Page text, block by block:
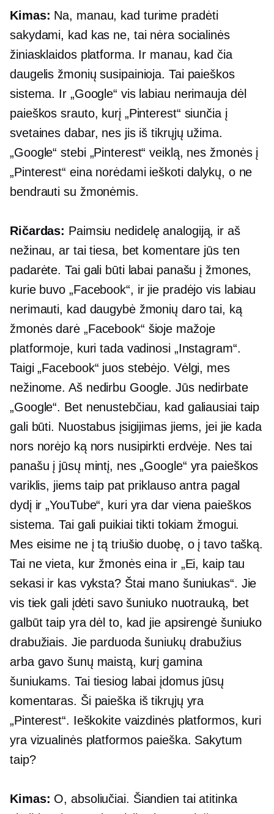
Kimas: Na, manau, kad turime pradėti
sakydami, kad kas ne, tai nėra socialinės
žiniasklaidos platforma. Ir manau, kad čia
daugelis žmonių susipainioja. Tai paieškos
sistema. Ir „Google“ vis labiau nerimauja dėl
paieškos srauto, kurį „Pinterest“ siunčia į
svetaines dabar, nes jis iš tikrųjų užima.
„Google“ stebi „Pinterest“ veiklą, nes žmonės į
„Pinterest“ eina norėdami ieškoti dalykų, o ne
bendrauti su žmonėmis.
Ričardas: Paimsiu nedidelę analogiją, ir aš
nežinau, ar tai tiesa, bet komentare jūs ten
padarėte. Tai gali būti labai panašu į žmones,
kurie buvo „Facebook“, ir jie pradėjo vis labiau
nerimauti, kad daugybė žmonių daro tai, ką
žmonės darė „Facebook“ šioje mažoje
platformoje, kuri tada vadinosi „Instagram“.
Taigi „Facebook“ juos stebėjo. Vėlgi, mes
nežinome. Aš nedirbu Google. Jūs nedirbate
„Google“. Bet nenustebčiau, kad galiausiai taip
gali būti. Nuostabus įsigijimas jiems, jei jie kada
nors norėjo ką nors nusipirkti erdvėje. Nes tai
panašu į jūsų mintį, nes „Google“ yra paieškos
variklis, jiems taip pat priklauso antra pagal
dydį ir „YouTube“, kuri yra dar viena paieškos
sistema. Tai gali puikiai tikti tokiam žmogui.
Mes eisime ne į tą triušio duobę, o į tavo tašką.
Tai ne vieta, kur žmonės eina ir „Ei, kaip tau
sekasi ir kas vyksta? Štai mano šuniukas“. Jie
vis tiek gali įdėti savo šuniuko nuotrauką, bet
galbūt taip yra dėl to, kad jie apsirengė šuniuko
drabužiais. Jie parduoda šuniukų drabužius
arba gavo šunų maistą, kurį gamina
šuniukams. Tai tiesiog labai įdomus jūsų
komentaras. Ši paieška iš tikrųjų yra
„Pinterest“. Ieškokite vaizdinės platformos, kuri
yra vizualinės platformos paieška. Sakytum
taip?
Kimas: O, absoliučiai. Šiandien tai atitinka